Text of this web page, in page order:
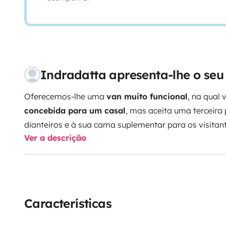
Indradatta apresenta-lhe o
Oferecemos-lhe uma van muito funcional, na qual
concebida para um casal, mas aceita uma terceira
dianteiros e à sua cama suplementar para os
improvisados com amigos que não têm carrinha,
menos 5 pessoas!Concebemo-la para viver, por
solares permitem ter eletricidade indefinidamente!
Ver a descrição
Características